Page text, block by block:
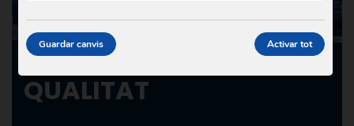
QUALITAT
Guardar canvis Activar tot